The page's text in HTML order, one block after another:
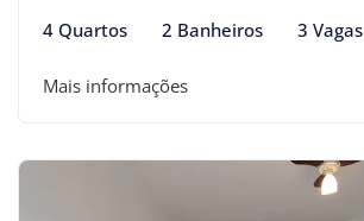
4 Quartos 2 Banheiros 3 Vagas
Mais informações